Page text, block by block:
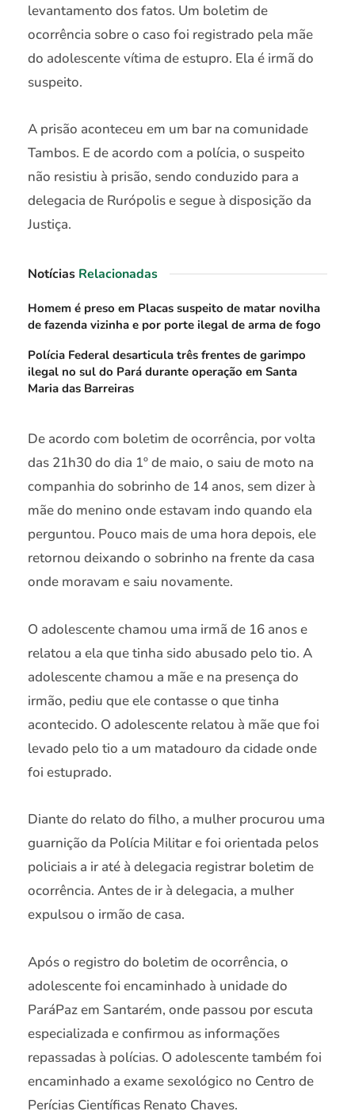
levantamento dos fatos. Um boletim de
ocorrência sobre o caso foi registrado pela mãe
do adolescente vítima de estupro. Ela é irmã do
suspeito.
A prisão aconteceu em um bar na comunidade
Tambos. E de acordo com a polícia, o suspeito
não resistiu à prisão, sendo conduzido para a
delegacia de Rurópolis e segue à disposição da
Justiça.
Notícias Relacionadas
Homem é preso em Placas suspeito de matar novilha
de fazenda vizinha e por porte ilegal de arma de fogo
Polícia Federal desarticula três frentes de garimpo
ilegal no sul do Pará durante operação em Santa
Maria das Barreiras
De acordo com boletim de ocorrência, por volta
das 21h30 do dia 1º de maio, o saiu de moto na
companhia do sobrinho de 14 anos, sem dizer à
mãe do menino onde estavam indo quando ela
perguntou. Pouco mais de uma hora depois, ele
retornou deixando o sobrinho na frente da casa
onde moravam e saiu novamente.
O adolescente chamou uma irmã de 16 anos e
relatou a ela que tinha sido abusado pelo tio. A
adolescente chamou a mãe e na presença do
irmão, pediu que ele contasse o que tinha
acontecido. O adolescente relatou à mãe que foi
levado pelo tio a um matadouro da cidade onde
foi estuprado.
Diante do relato do filho, a mulher procurou uma
guarnição da Polícia Militar e foi orientada pelos
policiais a ir até à delegacia registrar boletim de
ocorrência. Antes de ir à delegacia, a mulher
expulsou o irmão de casa.
Após o registro do boletim de ocorrência, o
adolescente foi encaminhado à unidade do
ParáPaz em Santarém, onde passou por escuta
especializada e confirmou as informações
repassadas à polícias. O adolescente também foi
encaminhado a exame sexológico no Centro de
Perícias Científicas Renato Chaves.